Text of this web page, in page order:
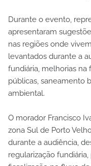
Durante o evento,
apresentaram
nas regiões onde
levantados durante a
fundiária, melhorias na
públicas, saneamento
ambiental.
O morador Francisco
zona Sul de Porto
durante a audiência,
regularização